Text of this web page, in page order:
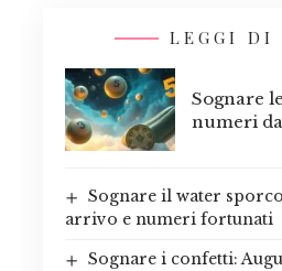
LEGGI DI
Sognare
numeri
Sognare il water
arrivo e numeri fortunati
Sognare i confetti: